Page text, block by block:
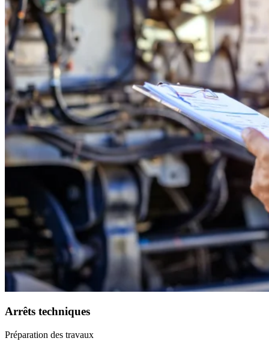
Arrêts techniques
Préparation des travaux